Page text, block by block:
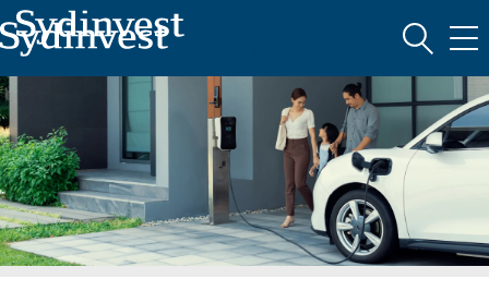
MARKEDSFØRINGSMATERIALE